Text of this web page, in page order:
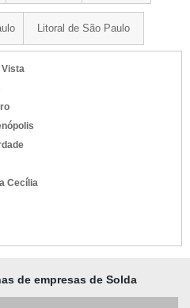
Litoral de São Paulo
Vista
Cecília
de empresas de Solda